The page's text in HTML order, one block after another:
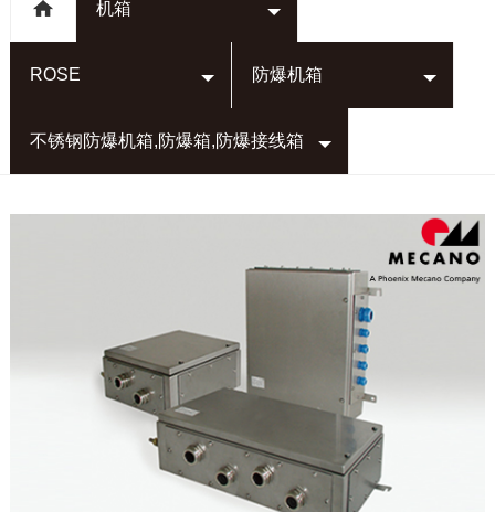
机箱
ROSE 防爆机箱
不锈钢防爆机箱,防爆箱,防爆接线箱